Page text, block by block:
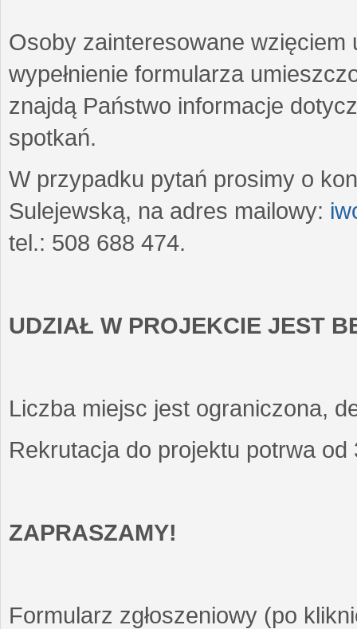
Osoby zainteresowane wzięciem
wypełnienie formularza
znajdą Państwo informacje
spotkań.
W przypadku pytań prosimy o
Sulejewską, na adres mailowy:
tel.: 508 688 474.
UDZIAŁ W PROJEKCIE JEST
Liczba miejsc jest ograniczona,
Rekrutacja do projektu potrwa
ZAPRASZAMY!
Formularz zgłoszeniowy (po